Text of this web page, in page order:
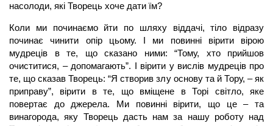
насолоди, які Творець хоче дати їм?
Коли ми починаємо йти по шляху віддачі, тіло відразу
починає чинити опір цьому. І ми повинні вірити вірою
мудреців в те, що сказано ними: “Тому, хто прийшов
очиститися, – допомагають”. І вірити у вислів мудреців про
те, що сказав Творець: “Я створив злу основу та й Тору, – як
приправу”, вірити в те, що вміщене в Торі світло, яке
повертає до джерела. Ми повинні вірити, що це – та
винагорода, яку Творець дасть нам за нашу роботу над